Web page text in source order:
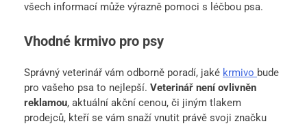
všech informací může výrazně pomoci s léčbou psa.
Vhodné krmivo pro psy
Správný veterinář vám odborně poradí, jaké krmivo bude
pro vašeho psa to nejlepší. Veterinář není ovlivněn
reklamou, aktuální akční cenou, či jiným tlakem
prodejců, kteří se vám snaží vnutit právě svoji značku